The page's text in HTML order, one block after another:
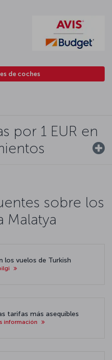
de coches
por 1 EUR en
sobre los
Malatya
los vuelos de Turkish
tarifas más asequibles
información